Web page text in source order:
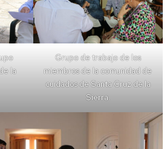
la
Grupo de trabajo de los
miembros de la comunidad de
cuidados de Santa Cruz de la
Sierra.